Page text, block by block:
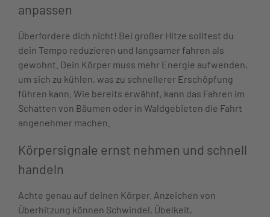
anpassen
Überfordere dich nicht! Bei großer Hitze solltest du
dein Tempo reduzieren und langsamer fahren als
gewohnt. Dein Körper muss mehr Energie aufwenden,
um sich zu kühlen, was zu schnellerer Erschöpfung
führen kann. Wie bereits erwähnt, kann das Fahren im
Schatten von Bäumen oder in Waldgebieten die Fahrt
angenehmer machen.
Körpersignale ernst nehmen und schnell
handeln
Achte genau auf deinen Körper. Anzeichen von
Überhitzung können Schwindel, Übelkeit,